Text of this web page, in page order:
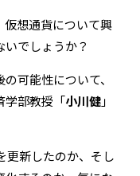
仮想通貨について興
でしょうか？
可能性について、
学部教授「小川健」
更新したのか、そし